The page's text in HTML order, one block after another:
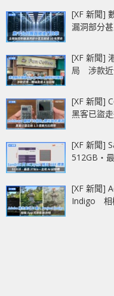
[XF 新聞]
漏洞部分
[XF 新聞]
局 涉款近
[XF 新聞]
黑客已盜
[XF 新聞]
512GB‧
[XF 新聞]
Indigo 相